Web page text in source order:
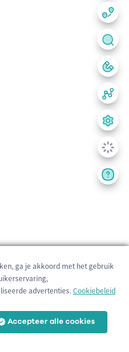
ga je akkoord met het gebruik
advertenties.Cookiebeleid
Accepteer alle cookies